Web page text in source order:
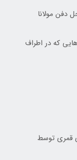
دفن مولانا
که در اطراف
که در سال 1030 هجری قمری توسط